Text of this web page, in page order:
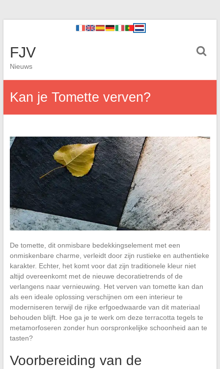
FJV
Nieuws
Kan je Tomette verven?
De tomette, dit onmisbare bedekkingselement met een
onmiskenbare charme, verleidt door zijn rustieke en authentieke
karakter. Echter, het komt voor dat zijn traditionele kleur niet
altijd overeenkomt met de nieuwe decoratietrends of de
verlangens naar vernieuwing. Het verven van tomette kan dan
als een ideale oplossing verschijnen om een interieur te
moderniseren terwijl de rijke erfgoedwaarde van dit materiaal
behouden blijft. Hoe ga je te werk om deze terracotta tegels te
metamorfoseren zonder hun oorspronkelijke schoonheid aan te
tasten?
Voorbereiding van de